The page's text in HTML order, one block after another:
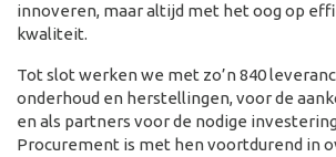
innoveren, maar altijd met het oog op
kwaliteit.
Tot slot werken we met zo’n 840
onderhoud en herstellingen, voor de
en als partners voor de nodige
Procurement is met hen voortdurend in